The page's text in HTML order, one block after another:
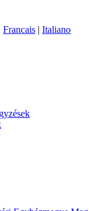
Francais | Italiano